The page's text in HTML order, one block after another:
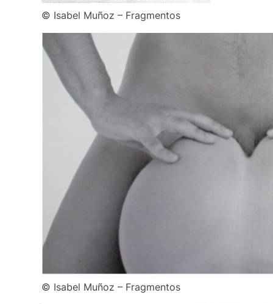
© Isabel Muñoz – Fragmentos
© Isabel Muñoz – Fragmentos